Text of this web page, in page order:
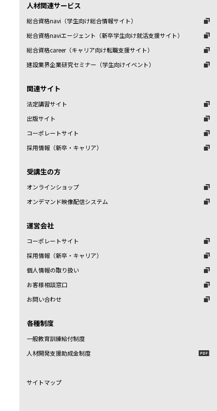
人材関連サービス
総合資格navi（学生向け総合情報サイト）
総合資格naviエージェント（新卒学生向け就活支援サイト）
総合資格career（キャリア向け転職支援サイト）
建設業界企業研究セミナー（学生向けイベント）
関連サイト
法定講習サイト
出版サイト
コーポレートサイト
採用情報（新卒・キャリア）
受講生の方
オンラインショップ
オンデマンド映像配信システム
運営会社
コーポレートサイト
採用情報（新卒・キャリア）
個人情報の取り扱い
お客様相談窓口
お問い合わせ
各種制度
一般教育訓練給付制度
人材開発支援助成金制度
サイトマップ